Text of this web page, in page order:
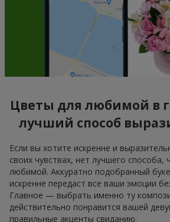
Цветы для любимой в
лучший способ
Если вы хотите искренне и
своих чувствах, нет лучшего способа,
любимой. Аккуратно подобранный
искренне передаст все ваши эмоции
Главное — выбрать именно ту
действительно понравится вашей
правильные акценты свиданию.